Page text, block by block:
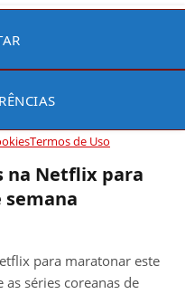
Termos de Uso
na Netflix para
para maratonar este
séries coreanas de